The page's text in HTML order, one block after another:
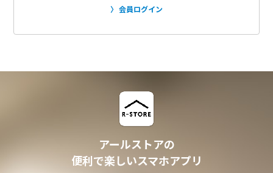
会員ログイン
アールストアの
便利で楽しいスマホアプリ